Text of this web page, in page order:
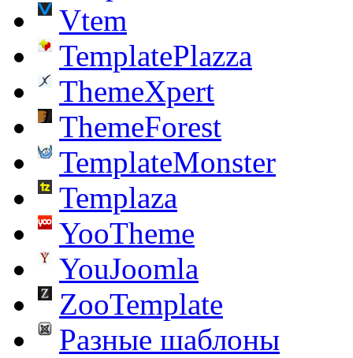
Vtem
TemplatePlazza
ThemeXpert
ThemeForest
TemplateMonster
Templaza
YooTheme
YouJoomla
ZooTemplate
Разные шаблоны